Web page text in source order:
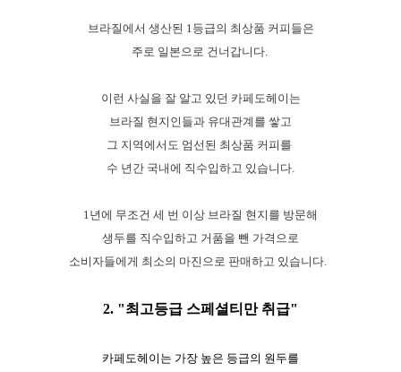
브라질에서 생산된 1등급의 최상품 커피들은
주로 일본으로 건너갑니다.
이런 사실을 잘 알고 있던 카페도헤이는
브라질 현지인들과 유대관계를 쌓고
그 지역에서도 엄선된 최상품 커피를
수 년간 국내에 직수입하고 있습니다.
1년에 무조건 세 번 이상 브라질 현지를 방문해
생두를 직수입하고 거품을 뺀 가격으로
소비자들에게 최소의 마진으로 판매하고 있습니다.
2. "최고등급 스페셜티만 취급"
카페도헤이는 가장 높은 등급의 원두를